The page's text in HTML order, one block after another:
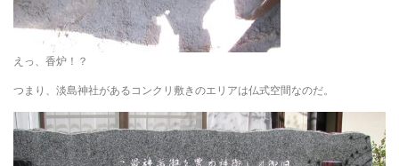
えっ、香炉！？
つまり、淡島神社があるコンクリ敷きのエリアは仏式空間なのだ。